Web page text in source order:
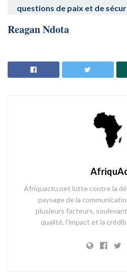
questions de paix et de
Reagan Ndota
Afriquactu.net lutte contre la
paysage de la
plusieurs facteurs,
qualité, l'impact et la